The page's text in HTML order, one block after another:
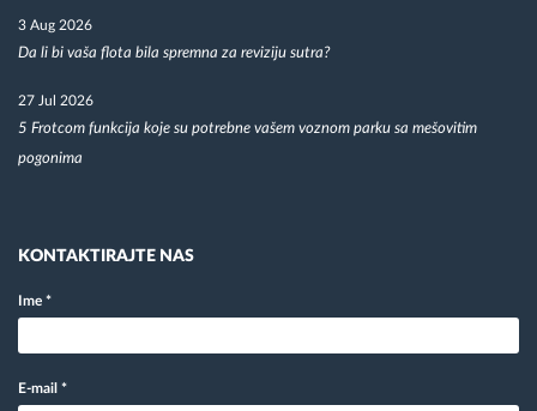
3 Aug 2026
Da li bi vaša flota bila spremna za reviziju sutra?
27 Jul 2026
5 Frotcom funkcija koje su potrebne vašem voznom parku sa mešovitim
pogonima
KONTAKTIRAJTE NAS
Ime *
E-mail *